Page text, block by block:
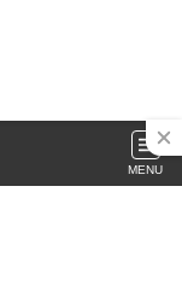
MENU